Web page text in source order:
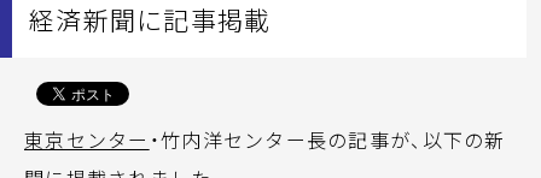
経済新聞に記事掲載
東京センター ・竹内洋センター長の記事が、以下の新